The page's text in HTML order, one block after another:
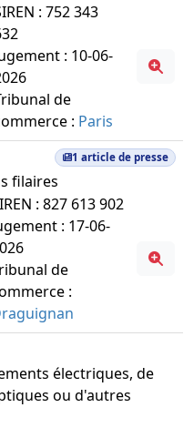
: 752 343
: 10-06-
de
: Paris
1 article de presse
filaires
: 827 613 902
: 17-06-
de
:
électriques, de
ou d'autres